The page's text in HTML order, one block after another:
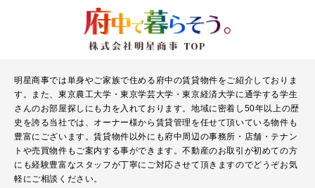
明星商事では単身やご家族で住める府中の賃貸物件をご紹介しておりま
す。また、東京農工大学・東京学芸大学・東京経済大学に通学する学生
さんのお部屋探しにも力を入れております。地域に密着し50年以上の歴
史を誇る当社では、オーナー様から賃貸管理を任せて頂いている物件も
豊富にございます。賃貸物件以外にも府中周辺の事務所・店舗・テナン
トや売買物件もご案内する事ができます。不動産のお取引が初めての方
にも経験豊富なスタッフが丁寧にご対応させて頂きますのでどうぞお気
軽にご相談ください。